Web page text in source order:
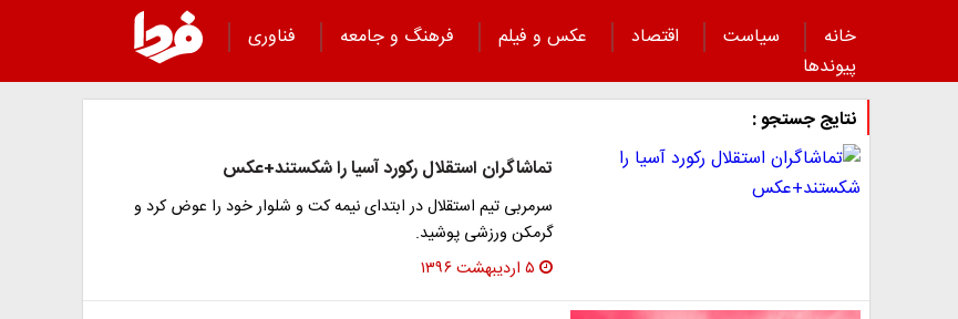
خانه سیاست اقتصاد عکس و فیلم فرهنگ و جامعه
فناوری
پیوند‌ها
نتایج جستجو :
تماشاگران استقلال رکورد آسیا را شکستند+عکس
سرمربی تیم استقلال در ابتدای نیمه کت و شلوار خود را عوض کرد و
گرمکن ورزشی پوشید.
۵ اردیبهشت ۱۳۹۶